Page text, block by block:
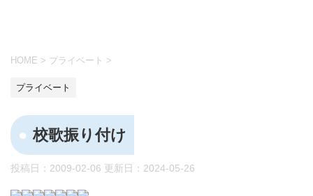
HOME > プライベート >
プライベート
校歌振り付け
投稿日：2009-02-06 更新日： 2024-05-26